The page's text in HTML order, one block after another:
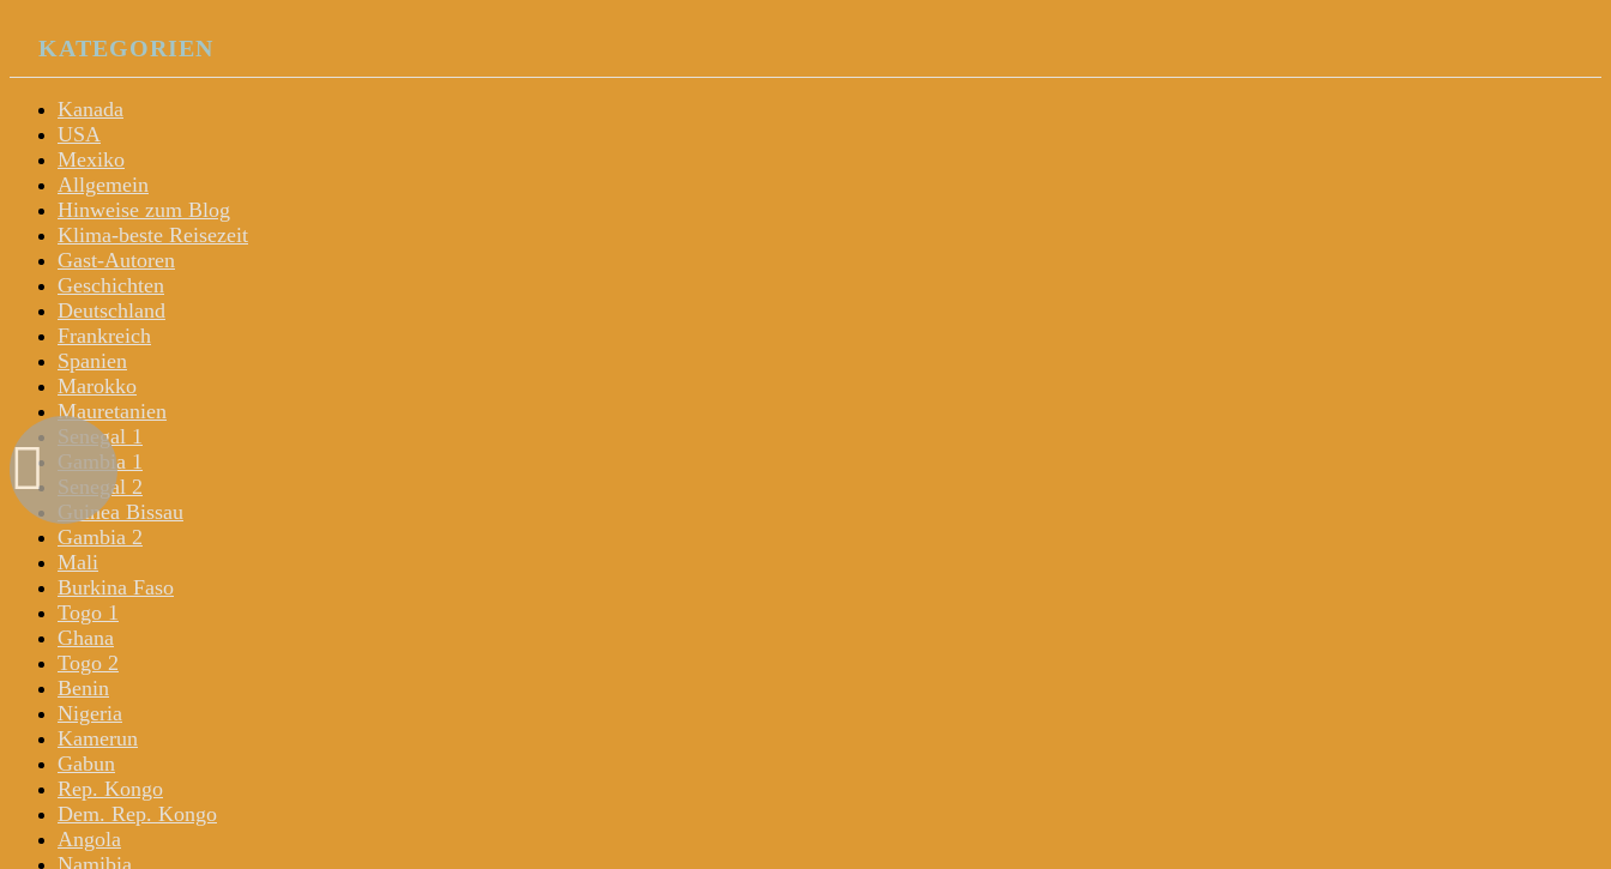
KATEGORIEN
Kanada
USA
Mexiko
Allgemein
Hinweise zum Blog
Klima-beste Reisezeit
Gast-Autoren
Geschichten
Deutschland
Frankreich
Spanien
Marokko
Mauretanien
Senegal 1
Gambia 1
Senegal 2
Guinea Bissau
Gambia 2
Mali
Burkina Faso
Togo 1
Ghana
Togo 2
Benin
Nigeria
Kamerun
Gabun
Rep. Kongo
Dem. Rep. Kongo
Angola
Namibia